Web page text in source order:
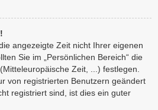
angezeigte Zeit nicht Ihrer eigenen
Sie im „Persönlichen Bereich“ die
Zeit, ...) festlegen.
von registrierten Benutzern geändert
registriert sind, ist dies ein guter